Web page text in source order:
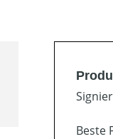
Beste